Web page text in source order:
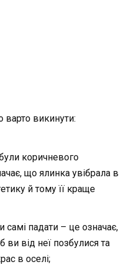
варто викинути:
коричневого
що ялинка увібрала в
й тому її краще
самі падати – це означає,
від неї позбулися та
в оселі;